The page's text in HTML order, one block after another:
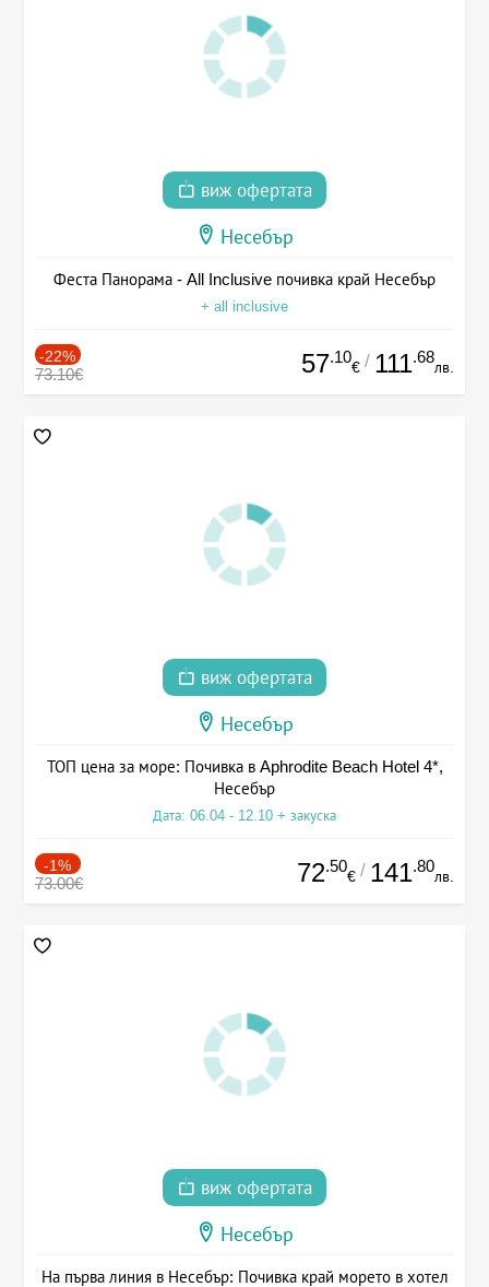
виж офертата
Несебър
Феста Панорама - All Inclusive почивка край Несебър
+ all inclusive
-22%
73.10€ 57.10
€ / 111.68
лв.
виж офертата
Несебър
ТОП цена за море: Почивка в Aphrodite Beach Hotel 4*,
Несебър
Дата: 06.04 - 12.10 + закуска
-1%
73.00€ 72.50
€ / 141.80
лв.
виж офертата
Несебър
На първа линия в Несебър: Почивка край морето в хотел